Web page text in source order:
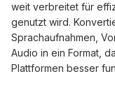
weit verbreitet für
genutzt wird.
Sprachaufnahmen,
Audio in ein Format,
Plattformen besser